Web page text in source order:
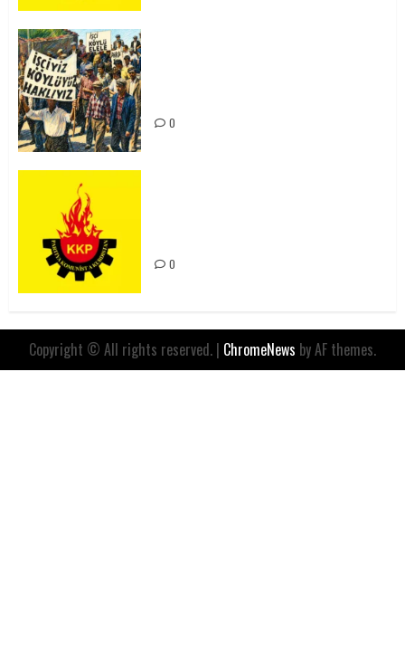
0
0
Copyright © All rights reserved. | ChromeNews by AF themes.